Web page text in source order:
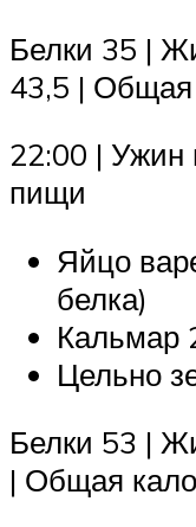
Белки 35 |
43,5 | Общая
22:00 | Ужин
пищи
Яйцо
белка)
Кальмар
Цельно
Белки 53 |
| Общая